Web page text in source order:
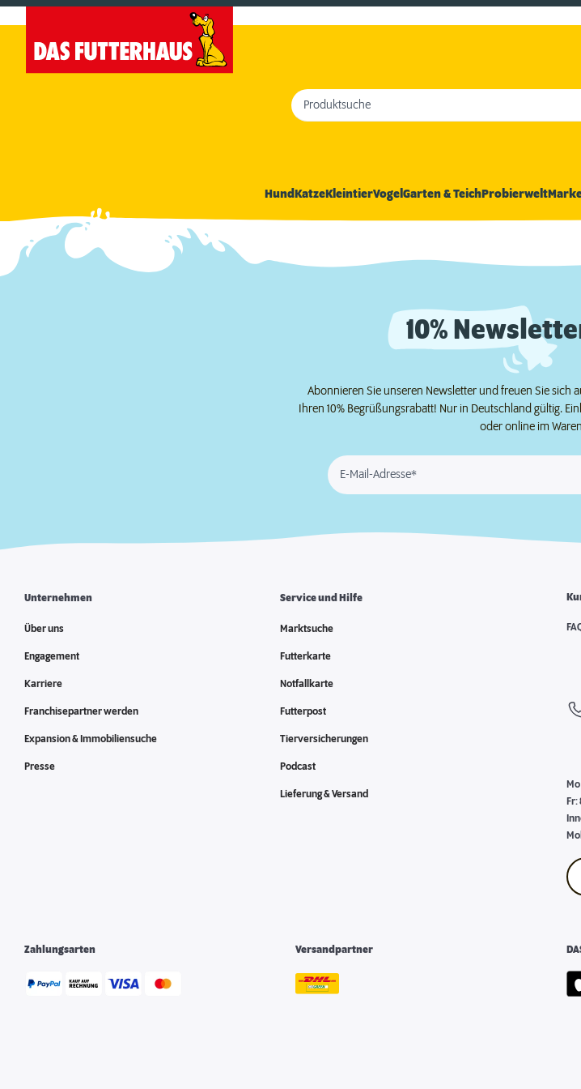
Produktsuche
HundKatzeKleintierVogel Garten & TeichProbierwelt
10%
Abonnieren Sie unseren Newsletter und freuen Sie sich
Ihren 10% Begrüßungsrabatt! Nur in Deutschland gültig.
oder online im
E-Mail-Adresse*
Unternehmen
Über uns
Engagement
Karriere
Franchisepartner werden
Expansion & Immobiliensuche
Presse
Service und Hilfe
Marktsuche
Futterkarte
Notfallkarte
Futterpost
Tierversicherungen
Podcast
Lieferung & Versand
Fr:
Zahlungsarten Versandpartner